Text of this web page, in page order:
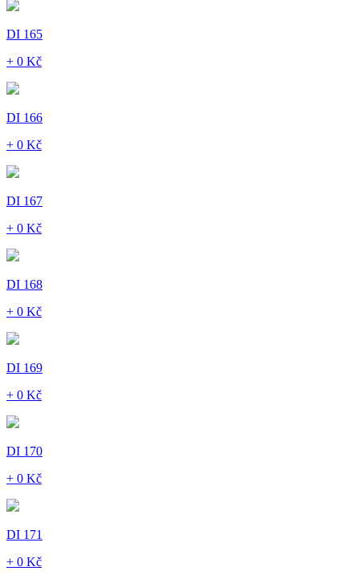
DI 165
+ 0 Kč
DI 166
+ 0 Kč
DI 167
+ 0 Kč
DI 168
+ 0 Kč
DI 169
+ 0 Kč
DI 170
+ 0 Kč
DI 171
+ 0 Kč